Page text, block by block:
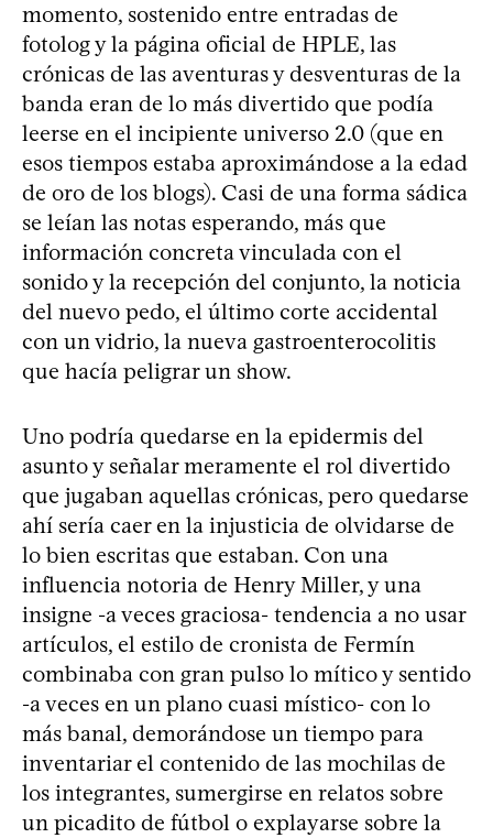
momento, sostenido entre entradas de
fotolog y la página oficial de HPLE, las
crónicas de las aventuras y desventuras de la
banda eran de lo más divertido que podía
leerse en el incipiente universo 2.0 (que en
esos tiempos estaba aproximándose a la edad
de oro de los blogs). Casi de una forma sádica
se leían las notas esperando, más que
información concreta vinculada con el
sonido y la recepción del conjunto, la noticia
del nuevo pedo, el último corte accidental
con un vidrio, la nueva gastroenterocolitis
que hacía peligrar un show.
Uno podría quedarse en la epidermis del
asunto y señalar meramente el rol divertido
que jugaban aquellas crónicas, pero quedarse
ahí sería caer en la injusticia de olvidarse de
lo bien escritas que estaban. Con una
influencia notoria de Henry Miller, y una
insigne -a veces graciosa- tendencia a no usar
artículos, el estilo de cronista de Fermín
combinaba con gran pulso lo mítico y sentido
-a veces en un plano cuasi místico- con lo
más banal, demorándose un tiempo para
inventariar el contenido de las mochilas de
los integrantes, sumergirse en relatos sobre
un picadito de fútbol o explayarse sobre la